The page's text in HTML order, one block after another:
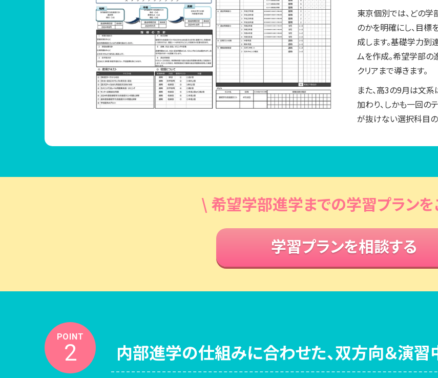
東京個別では、どの
のかを明確にし、目標
成します。基礎学力到
ムを作成。希望学部の
クリアまで導きます。
また、高3の9月は文系
加わり、しかも一回の
が抜けない選択科目
\ 希望学部進学までの学習プラン
学習プランを相談する
POINT
2 内部進学の仕組みに合わせた、双方向＆演